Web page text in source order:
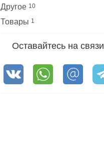
Другое 10
Товары 1
Оставайтесь на связи